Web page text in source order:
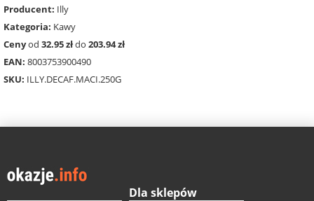
Producent: Illy
Kategoria: Kawy
Cenyod 32.95 złdo 203.94 zł
EAN: 8003753900490
SKU: ILLY.DECAF.MACI.250G
Dla sklepów